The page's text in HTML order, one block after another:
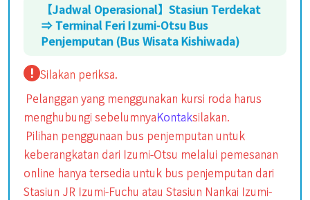
【Jadwal Operasional】Stasiun Terdekat
⇒ Terminal Feri Izumi-Otsu Bus
Penjemputan (Bus Wisata Kishiwada)
Silakan periksa.
Pelanggan yang menggunakan kursi roda harus
menghubungi sebelumnyaKontaksilakan.
Pilihan penggunaan bus penjemputan untuk
keberangkatan dari Izumi-Otsu melalui pemesanan
online hanya tersedia untuk bus penjemputan dari
Stasiun JR Izumi-Fuchu atau Stasiun Nankai Izumi-